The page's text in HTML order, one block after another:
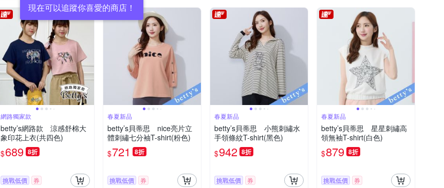
現在可以追蹤你喜愛的商店！
網路獨家款
betty’s網路款 涼感舒棉大
象印花上衣(共四色)
$689 8折
挑戰低價 券
春夏新品
betty’s貝蒂思 nice亮片立
體刺繡七分袖T-shirt(粉色)
$721 8折
挑戰低價 券
春夏新品
betty’s貝蒂思 小熊刺繡水
手領條紋T-shirt(黑色)
$942 8折
挑戰低價 券
春夏新品
betty’s貝蒂思 星星刺繡高
領無袖T-shirt(白色)
$879 8折
挑戰低價 券